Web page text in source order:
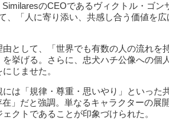
のCEOであるヴィクトル・ゴン
、「人に寄り添い、共感し合う価値を
として、「世界でも有数の人の流れを
挙げる。さらに、忠犬ハチ公像への個
じませた。
は「規律・尊重・思いやり」といった
」だと強調。単なるキャラクターの展
クトであることが印象づけられた。